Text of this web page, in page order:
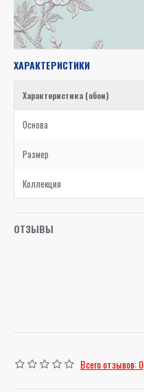
ХАРАКТЕРИСТИКИ
Характеристика (обои)
Основа
Размер
Коллекция
ОТЗЫВЫ
Всего отзывов: 0